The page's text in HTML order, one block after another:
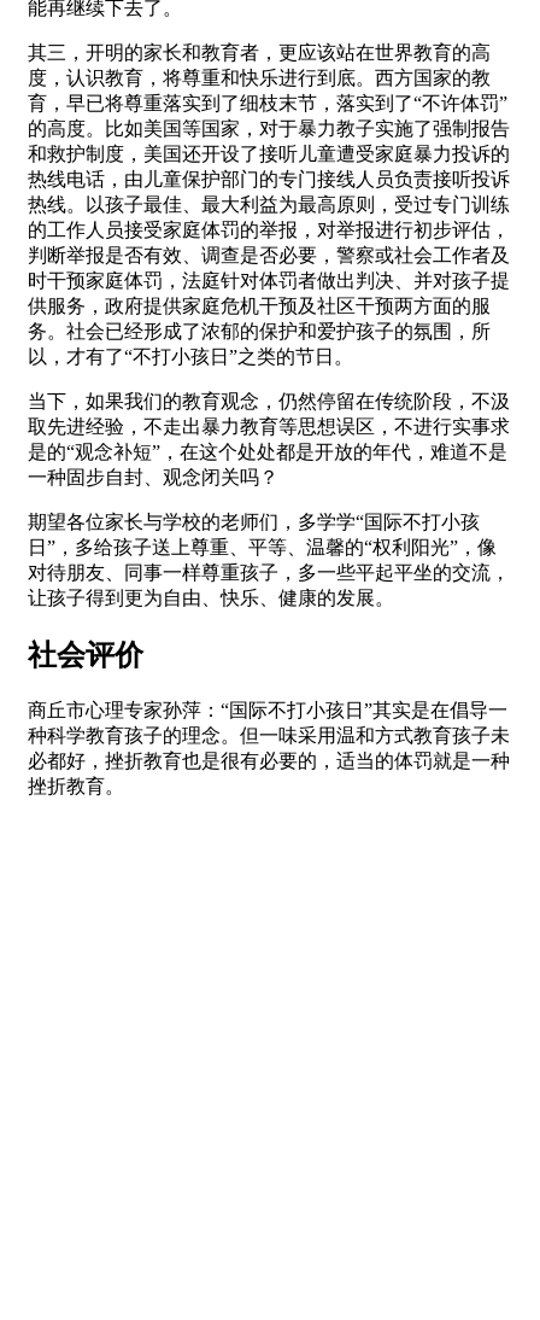
能再继续下去了。
其三，开明的家长和教育者，更应该站在世界教育的高
度，认识教育，将尊重和快乐进行到底。西方国家的教
育，早已将尊重落实到了细枝末节，落实到了“不许体罚”
的高度。比如美国等国家，对于暴力教子实施了强制报告
和救护制度，美国还开设了接听儿童遭受家庭暴力投诉的
热线电话，由儿童保护部门的专门接线人员负责接听投诉
热线。以孩子最佳、最大利益为最高原则，受过专门训练
的工作人员接受家庭体罚的举报，对举报进行初步评估，
判断举报是否有效、调查是否必要，警察或社会工作者及
时干预家庭体罚，法庭针对体罚者做出判决、并对孩子提
供服务，政府提供家庭危机干预及社区干预两方面的服
务。社会已经形成了浓郁的保护和爱护孩子的氛围，所
以，才有了“不打小孩日”之类的节日。
当下，如果我们的教育观念，仍然停留在传统阶段，不汲
取先进经验，不走出暴力教育等思想误区，不进行实事求
是的“观念补短”，在这个处处都是开放的年代，难道不是
一种固步自封、观念闭关吗？
期望各位家长与学校的老师们，多学学“国际不打小孩
日”，多给孩子送上尊重、平等、温馨的“权利阳光”，像
对待朋友、同事一样尊重孩子，多一些平起平坐的交流，
让孩子得到更为自由、快乐、健康的发展。
社会评价
商丘市心理专家孙萍：“国际不打小孩日”其实是在倡导一
种科学教育孩子的理念。但一味采用温和方式教育孩子未
必都好，挫折教育也是很有必要的，适当的体罚就是一种
挫折教育。